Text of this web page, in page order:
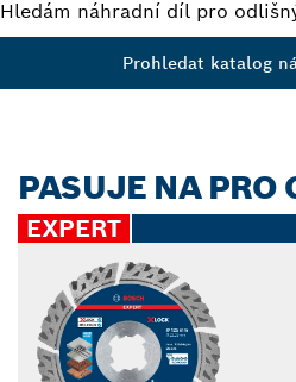
Hledám náhradní díl pro
Prohledat katalog
PASUJE NA PRO
EXPERT